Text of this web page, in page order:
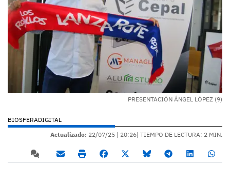
PRESENTACIÓN ÁNGEL LÓPEZ (9)
BIOSFERADIGITAL
Actualizado: 22/07/25 | 20:26| TIEMPO DE LECTURA: 2 MIN.